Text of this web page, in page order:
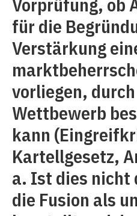
für die
Verstärkung
vorliegen,
Wettbewerb
kann
Kartellgesetz,
a. Ist dies nicht
die Fusion als